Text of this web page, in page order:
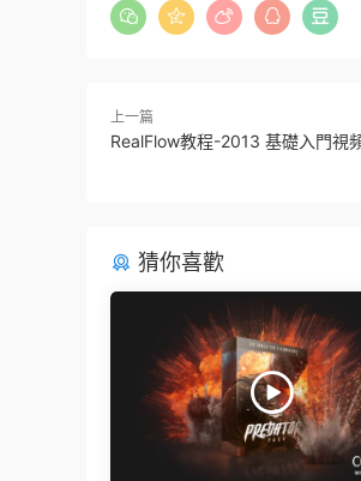
上一篇
RealFlow教程-2013 基礎入門視
猜你喜歡